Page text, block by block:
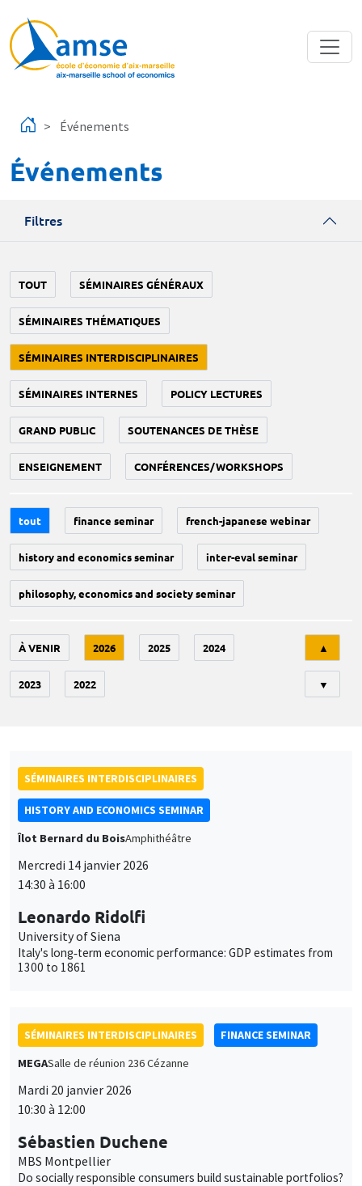
Événements
Événements
Filtres
TOUT SÉMINAIRES GÉNÉRAUX
SÉMINAIRES THÉMATIQUES
SÉMINAIRES INTERDISCIPLINAIRES
SÉMINAIRES INTERNES POLICY LECTURES
GRAND PUBLIC SOUTENANCES DE THÈSE
ENSEIGNEMENT CONFÉRENCES/WORKSHOPS
tout finance seminar french-japanese webinar
history and economics seminar inter-eval seminar
philosophy, economics and society seminar
À VENIR 2026 2025 2024
2023 2022
▲
▼
SÉMINAIRES INTERDISCIPLINAIRES
HISTORY AND ECONOMICS SEMINAR
Îlot Bernard du BoisAmphithéâtre
Mercredi 14 janvier 2026
14:30 à 16:00
Leonardo Ridolfi
University of Siena
Italy's long‐term economic performance: GDP estimates from
1300 to 1861
SÉMINAIRES INTERDISCIPLINAIRES
FINANCE SEMINAR
MEGASalle de réunion 236 Cézanne
Mardi 20 janvier 2026
10:30 à 12:00
Sébastien Duchene
MBS Montpellier
Do socially responsible consumers build sustainable portfolios?